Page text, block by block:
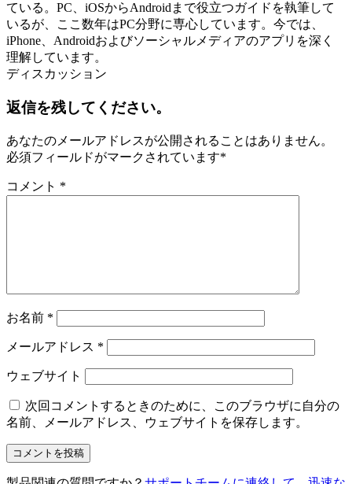
ている。PC、iOSからAndroidまで役立つガイドを執筆して
いるが、ここ数年はPC分野に専心しています。今では、
iPhone、Androidおよびソーシャルメディアのアプリを深く
理解しています。
ディスカッション
返信を残してください。
あなたのメールアドレスが公開されることはありません。
必須フィールドがマークされています*
コメント *
お名前 *
メールアドレス *
ウェブサイト
次回コメントするときのために、このブラウザに自分の
名前、メールアドレス、ウェブサイトを保存します。